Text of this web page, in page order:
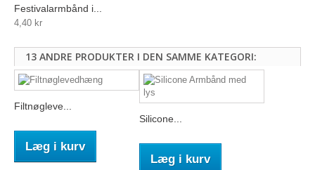
Festivalarmbånd i...
4,40 kr
13 ANDRE PRODUKTER I DEN SAMME KATEGORI:
Filtnøgleve...
Læg i kurv
Silicone...
Læg i kurv